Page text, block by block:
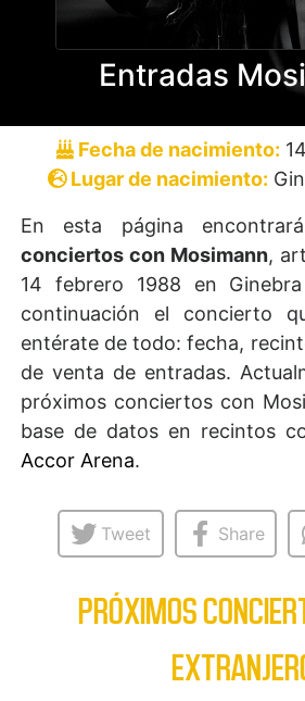
Entradas
Fecha de nacimiento:
Lugar de nacimiento:
En esta página
conciertos con Mosimann,
14 febrero 1988 en
continuación el concierto
entérate de todo: fecha,
de venta de entradas.
próximos conciertos con
base de datos en recintos
Accor Arena.
Tweet Share
PRÓXIMOS